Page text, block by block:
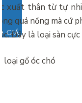
GIÁ
xuất thân từ tự
quá nồng mà cứ
Đây là loại sàn